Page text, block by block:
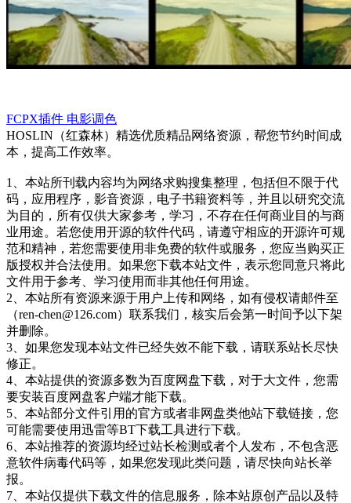
FCPX插件 电影调色
HOSLIN（红森林）精选优质精品网络资源，帮您节约时间成
本，提高工作效率。
1、本站所刊载内容均为网络求购搜集整理，包括但不限于代
码，应用程序，影音资源，电子书籍资料等，并且以研究交流
为目的，所有仅供大家参考，学习，不存在任何商业目的与商
业用途。若您使用开源的软件代码，请遵守相应的开源许可规
范和精神，若您需要使用非免费的软件或服务，您应当购买正
版授权并合法使用。如果您下载本站文件，表示您同意只将此
文件用于参考、学习使用而非其他任何用途。
2、本站所有资源来源于用户上传和网络，如有侵权请邮件至
（ren-chen@126.com）联系我们，核实后会第一时间予以下架
并删除。
3、如果您发现本站文件已经失效不能下载，请联系站长尽快
修正。
4、本站提供的资源多数为百度网盘下载，对于大文件，您需
要安装百度网盘客户端才能下载。
5、本站部分文件引用的官方或者非网盘类他站下载链接，您
可能需要使用迅雷等BT下载工具进行下载。
6、本站推荐的资源均经过站长检测或者个人发布，不包含恶
意软件病毒代码等，如果您发现此类问题，请尽快向站长举
报。
7、本站仅提供下载文件的信息服务，除本站原创产品以及特